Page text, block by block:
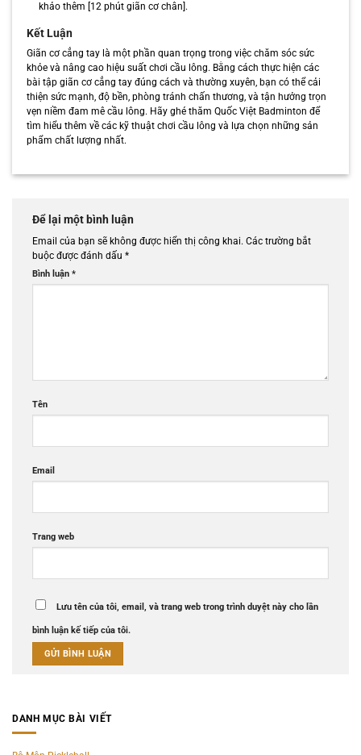
khảo thêm [12 phút giãn cơ chân].
Kết Luận
Giãn cơ cẳng tay là một phần quan trọng trong việc chăm sóc sức
khỏe và nâng cao hiệu suất chơi cầu lông. Bằng cách thực hiện các
bài tập giãn cơ cẳng tay đúng cách và thường xuyên, bạn có thể cải
thiện sức mạnh, độ bền, phòng tránh chấn thương, và tận hưởng trọn
vẹn niềm đam mê cầu lông. Hãy ghé thăm Quốc Việt Badminton để
tìm hiểu thêm về các kỹ thuật chơi cầu lông và lựa chọn những sản
phẩm chất lượng nhất.
Để lại một bình luận
Email của bạn sẽ không được hiển thị công khai. Các trường bắt
buộc được đánh dấu *
Bình luận *
Tên
Email
Trang web
Lưu tên của tôi, email, và trang web trong trình duyệt này cho lần
bình luận kế tiếp của tôi.
DANH MỤC BÀI VIẾT